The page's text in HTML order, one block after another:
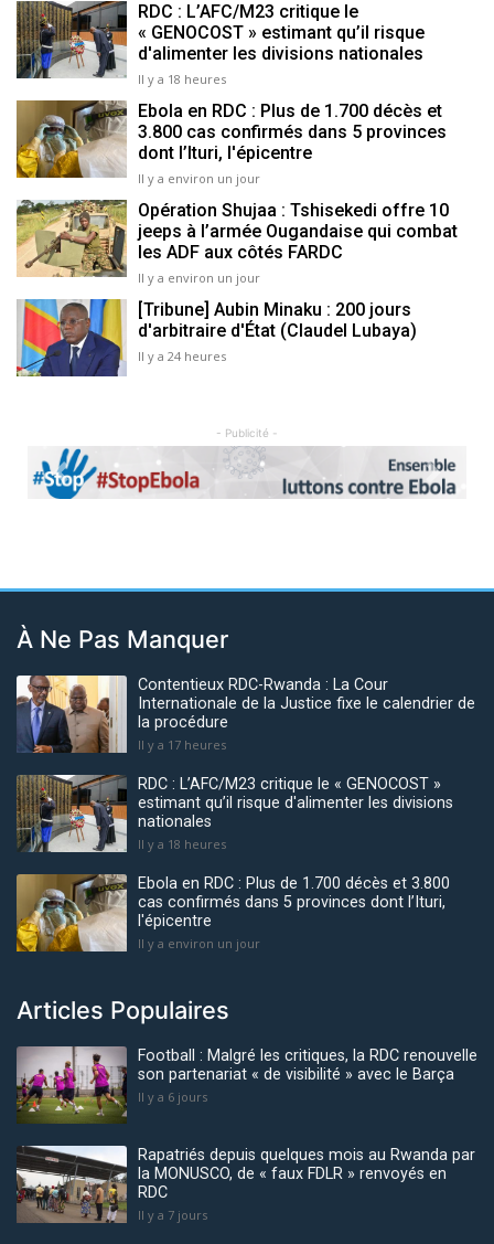
RDC : L’AFC/M23 critique le
« GENOCOST » estimant qu’il risque
d'alimenter les divisions nationales
Il y a 18 heures
Ebola en RDC : Plus de 1.700 décès et
3.800 cas confirmés dans 5 provinces
dont l’Ituri, l'épicentre
Il y a environ un jour
Opération Shujaa : Tshisekedi offre 10
jeeps à l’armée Ougandaise qui combat
les ADF aux côtés FARDC
Il y a environ un jour
[Tribune] Aubin Minaku : 200 jours
d'arbitraire d'État (Claudel Lubaya)
Il y a 24 heures
- Publicité -
Previous Next
À Ne Pas Manquer
Contentieux RDC-Rwanda : La Cour
Internationale de la Justice fixe le calendrier de
la procédure
Il y a 17 heures
RDC : L’AFC/M23 critique le « GENOCOST »
estimant qu’il risque d'alimenter les divisions
nationales
Il y a 18 heures
Ebola en RDC : Plus de 1.700 décès et 3.800
cas confirmés dans 5 provinces dont l’Ituri,
l'épicentre
Il y a environ un jour
Articles Populaires
Football : Malgré les critiques, la RDC renouvelle
son partenariat « de visibilité » avec le Barça
Il y a 6 jours
Rapatriés depuis quelques mois au Rwanda par
la MONUSCO, de « faux FDLR » renvoyés en
RDC
Il y a 7 jours